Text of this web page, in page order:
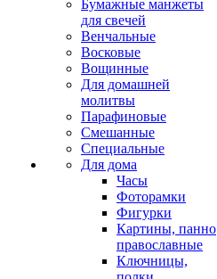
Бумажные манжеты
для свечей
Венчальные
Восковые
Вощинные
Для домашней
молитвы
Парафиновые
Смешанные
Специальные
Для дома
Часы
Фоторамки
Фигурки
Картины, панно
православные
Ключницы,